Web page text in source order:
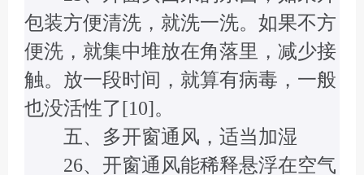
包装方便清洗，就洗一洗。如果不方
便洗，就集中堆放在角落里，减少接
触。放一段时间，就算有病毒，一般
也没活性了[10]。
五、多开窗通风，适当加湿
26、开窗通风能稀释悬浮在空气